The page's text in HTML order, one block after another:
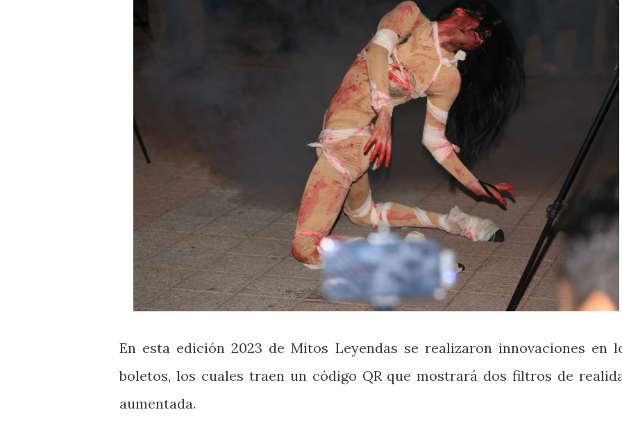
En esta edición 2023 de Mitos Leyendas se realizaron innovaciones en
boletos, los cuales traen un código QR que mostrará dos filtros de
aumentada.